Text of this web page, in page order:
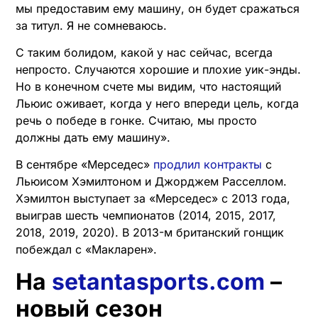
мы предоставим ему машину, он будет сражаться
за титул. Я не сомневаюсь.
С таким болидом, какой у нас сейчас, всегда
непросто. Случаются хорошие и плохие уик-энды.
Но в конечном счете мы видим, что настоящий
Льюис оживает, когда у него впереди цель, когда
речь о победе в гонке. Считаю, мы просто
должны дать ему машину».
В сентябре «Мерседес» продлил контракты с
Льюисом Хэмилтоном и Джорджем Расселлом.
Хэмилтон выступает за «Мерседес» с 2013 года,
выиграв шесть чемпионатов (2014, 2015, 2017,
2018, 2019, 2020). В 2013-м британский гонщик
побеждал с «Макларен».
На setantasports.com –
новый сезон